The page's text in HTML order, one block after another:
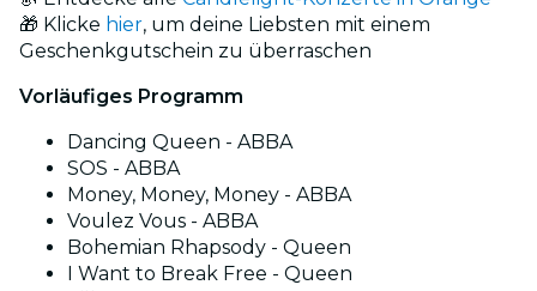
🎁 Klicke hier, um deine Liebsten mit einem
Geschenkgutschein zu überraschen
Vorläufiges Programm
Dancing Queen - ABBA
SOS - ABBA
Money, Money, Money - ABBA
Voulez Vous - ABBA
Bohemian Rhapsody - Queen
I Want to Break Free - Queen